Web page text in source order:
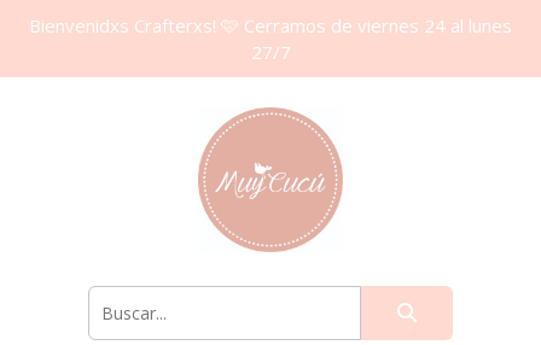
Bienvenidxs Crafterxs! 🩷 Cerramos de viernes 24 al lunes
27/7